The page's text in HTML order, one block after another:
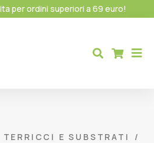
per ordini superiori a 69 euro!
TERRICCI E SUBSTRATI
/